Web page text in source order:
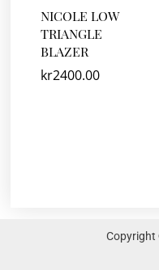
NICOLE LOW
TRIANGLE
BLAZER
kr2400.00
Copyright